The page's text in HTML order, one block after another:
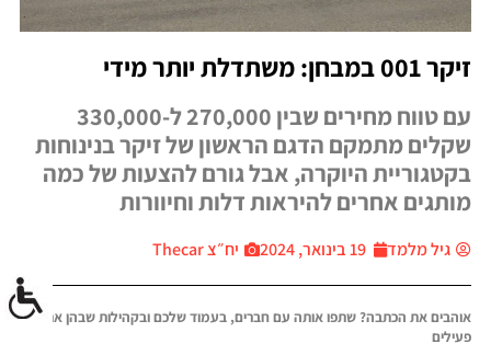
זיקר 001 במבחן: משתדלת יותר מידי
עם טווח מחירים שבין 270,000 ל-330,000
שקלים מתמקם הדגם הראשון של זיקר בנינוחות
בקטגוריית היוקרה, אבל גורם להצעות של כמה
מותגים אחרים להיראות דלות וחיוורות
גיל מלמד 19 בינואר, 2024 יח״צ Thecar
אוהבים את הכתבה? שתפו אותה עם חברים, בעמוד שלכם ובקהילות שבהן אתם
פעילים